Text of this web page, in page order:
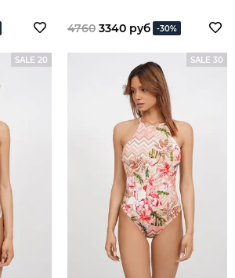
4760 3340 руб -30%
SALE 20 SALE 30